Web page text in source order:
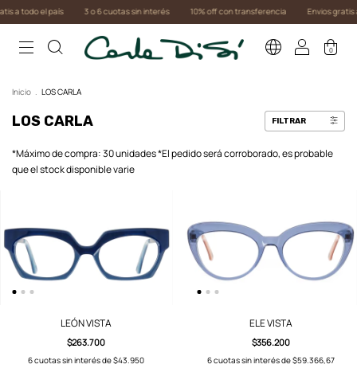
a todo el país 3 o 6 cuotas sin interés 10% off con transferencia Envios gratis a
0
Inicio . LOS CARLA
LOS CARLA FILTRAR
*Máximo de compra: 30 unidades *El pedido será corroborado, es probable
que el stock disponible varie
LEÓN VISTA
$263.700
6cuotas sin interés de$43.950
ELE VISTA
$356.200
6cuotas sin interés de$59.366,67